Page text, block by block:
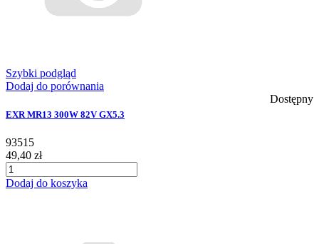
Szybki podgląd
Dodaj do porównania
Dostępny
EXR MR13 300W 82V GX5.3
93515
49,40 zł
Dodaj do koszyka